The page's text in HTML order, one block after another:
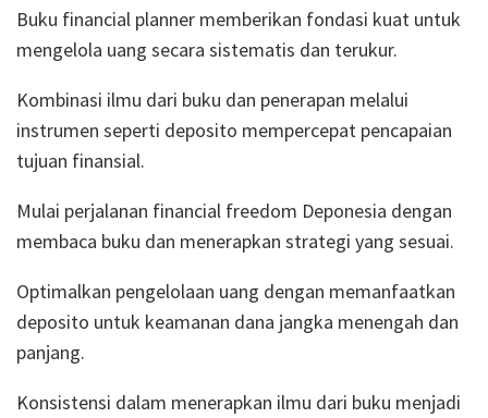
Buku financial planner memberikan fondasi kuat untuk
mengelola uang secara sistematis dan terukur.
Kombinasi ilmu dari buku dan penerapan melalui
instrumen seperti deposito mempercepat pencapaian
tujuan finansial.
Mulai perjalanan financial freedom Deponesia dengan
membaca buku dan menerapkan strategi yang sesuai.
Optimalkan pengelolaan uang dengan memanfaatkan
deposito untuk keamanan dana jangka menengah dan
panjang.
Konsistensi dalam menerapkan ilmu dari buku menjadi